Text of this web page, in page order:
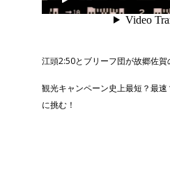
江頭2:50とブリーフ団が故郷佐賀
観光キャンペーン史上最短？最
に挑む！